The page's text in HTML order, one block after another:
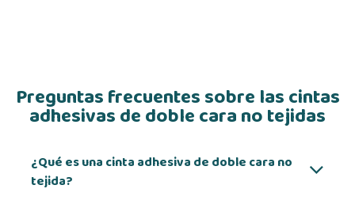
Preguntas frecuentes sobre las cintas
adhesivas de doble cara no tejidas
¿Qué es una cinta adhesiva de doble cara no
tejida?